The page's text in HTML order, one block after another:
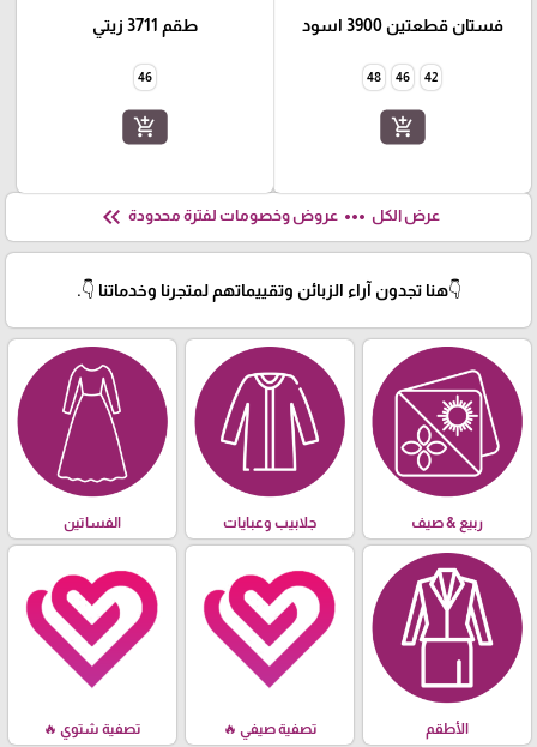
فستان قطعتين 3900 اسود
42
46
48
add_shopping_cart
طقم 3711 زيتي
46
add_shopping_cart
عرض الكل more_horiz عروض وخصومات لفترة محدودة keyboard_double_arrow_left
👇هنا تجدون آراء الزبائن وتقييماتهم لمتجرنا وخدماتنا 👇.
ربيع & صيف جلابيب وعبايات الفساتين
الأطقم تصفية صيفي 🔥 تصفية شتوي 🔥